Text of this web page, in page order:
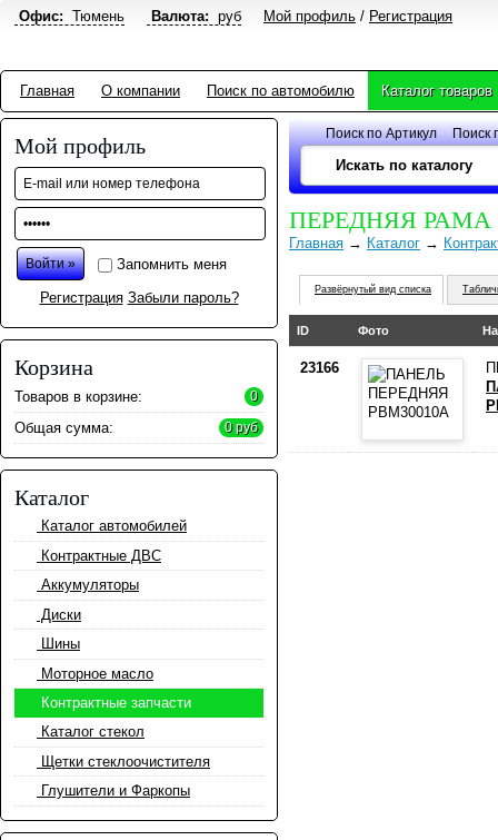
Офис: Тюмень Валюта: руб Мой профиль / Регистрация
Главная О компании Поиск по автомобилю Каталог товаров
Мой профиль
Запомнить меня
Регистрация Забыли пароль?
Корзина
Товаров в корзине: 0
Общая сумма: 0 руб
Каталог
Каталог автомобилей
Контрактные ДВС
Аккумуляторы
Диски
Шины
Моторное масло
Контрактные запчасти
Каталог стекол
Щетки стеклоочистителя
Глушители и Фаркопы
Поиск по Артикул Поиск
ПЕРЕДНЯЯ РАМА
Главная → Каталог →
Развёрнутый вид списка
ID Фото
23166